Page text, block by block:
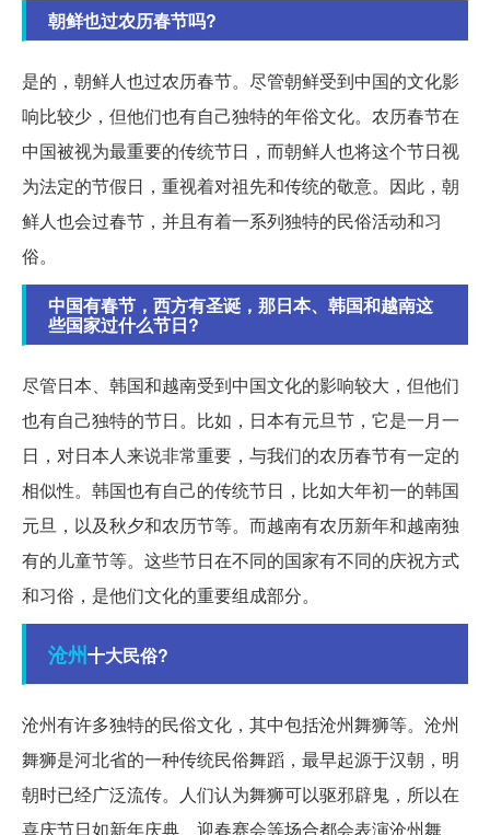
朝鲜也过农历春节吗?
是的，朝鲜人也过农历春节。尽管朝鲜受到中国的文化影
响比较少，但他们也有自己独特的年俗文化。农历春节在
中国被视为最重要的传统节日，而朝鲜人也将这个节日视
为法定的节假日，重视着对祖先和传统的敬意。因此，朝
鲜人也会过春节，并且有着一系列独特的民俗活动和习
俗。
中国有春节，西方有圣诞，那日本、韩国和越南这
些国家过什么节日?
尽管日本、韩国和越南受到中国文化的影响较大，但他们
也有自己独特的节日。比如，日本有元旦节，它是一月一
日，对日本人来说非常重要，与我们的农历春节有一定的
相似性。韩国也有自己的传统节日，比如大年初一的韩国
元旦，以及秋夕和农历节等。而越南有农历新年和越南独
有的儿童节等。这些节日在不同的国家有不同的庆祝方式
和习俗，是他们文化的重要组成部分。
沧州十大民俗?
沧州有许多独特的民俗文化，其中包括沧州舞狮等。沧州
舞狮是河北省的一种传统民俗舞蹈，最早起源于汉朝，明
朝时已经广泛流传。人们认为舞狮可以驱邪辟鬼，所以在
喜庆节日如新年庆典、迎春赛会等场合都会表演沧州舞